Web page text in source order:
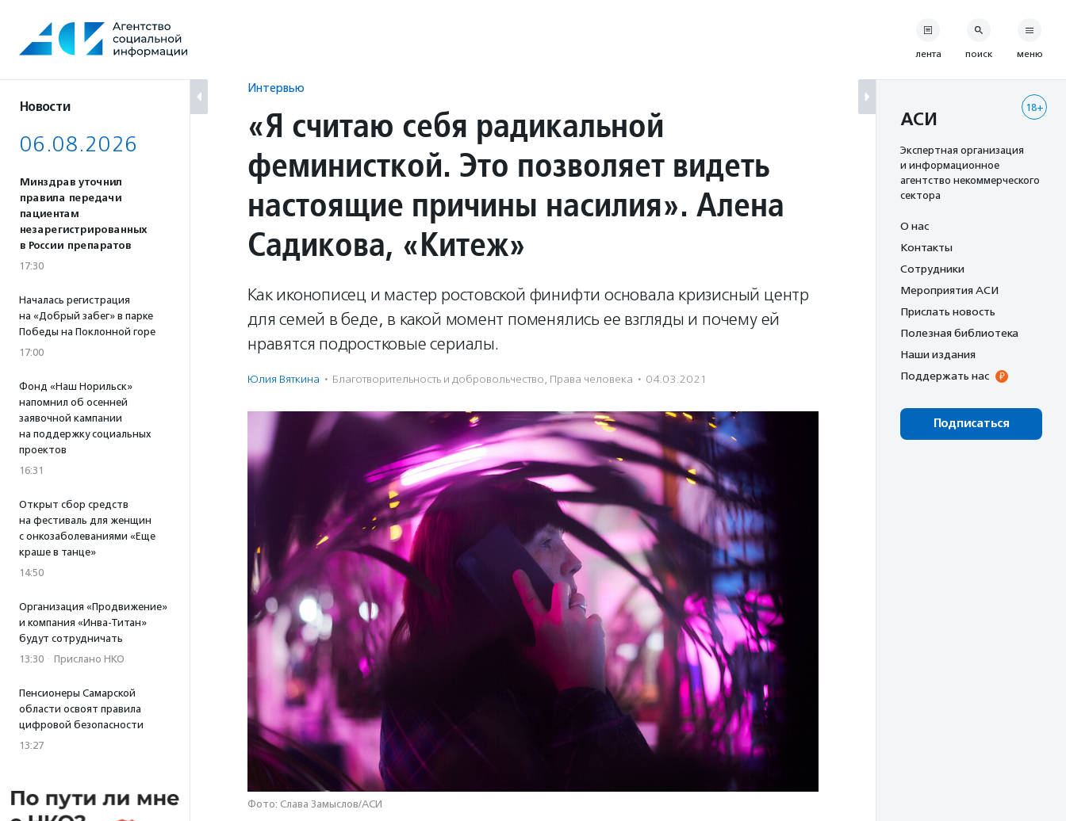
содержанию
Новости
06.08.2026
Минздрав уточнил
правила передачи
пациентам
незарегистрированных
в России препаратов
17:30
Началась регистрация
на «Добрый забег» в парке
Победы на Поклонной горе
17:00
Фонд «Наш Норильск»
напомнил об осенней
заявочной кампании
на поддержку социальных
проектов
16:31
Открыт сбор средств
на фестиваль для женщин
с онкозаболеваниями «Еще
краше в танце»
14:50
Организация «Продвижение»
и компания «Инва-Титан»
будут сотрудничать
13:30 · Прислано НКО
Пенсионеры Самарской
области освоят правила
цифровой безопасности
13:27
Интервью
«Я считаю себя радикальной
феминисткой. Это позволяет видеть
настоящие причины насилия». Алена
Садикова, «Китеж»
Как иконописец и мастер ростовской финифти основала кризисный центр
для семей в беде, в какой момент поменялись ее взгляды и почему ей
нравятся подростковые сериалы.
Юлия Вяткина · Благотвори­тель­ность и доброволь­чест­во, Права человека · 04.03.2021
Фото: Слава Замыслов/АСИ
лента поиск меню
18+
АСИ
Экспертная организация
и информационное
агентство некоммерческого
сектора
О нас
Контакты
Сотрудники
Мероприятия АСИ
Прислать новость
Полезная библиотека
Наши издания
Поддержать нас
Подписаться